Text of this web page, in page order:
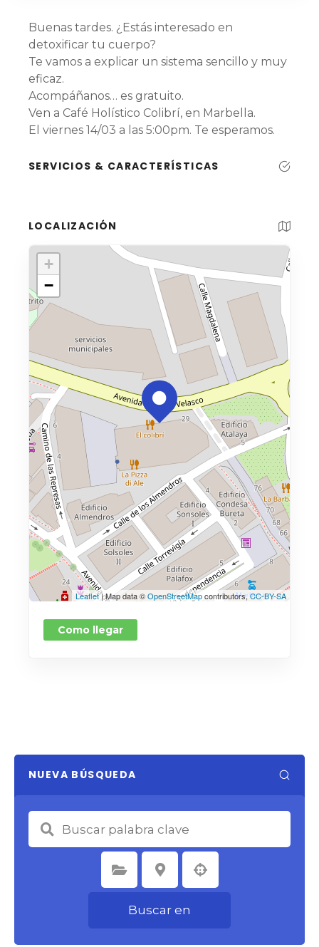
Buenas tardes. ¿Estás interesado en
detoxificar tu cuerpo?
Te vamos a explicar un sistema sencillo y muy
eficaz.
Acompáñanos… es gratuito.
Ven a Café Holístico Colibrí, en Marbella.
El viernes 14/03 a las 5:00pm. Te esperamos.
SERVICIOS & CARACTERÍSTICAS
LOCALIZACIÓN
+
−
Leaflet| Map data ©OpenStreetMapcontributors,CC-BY-SA
Como llegar
NUEVA BÚSQUEDA
Seleccione la categoría Seleccione la ubicación
Buscar en